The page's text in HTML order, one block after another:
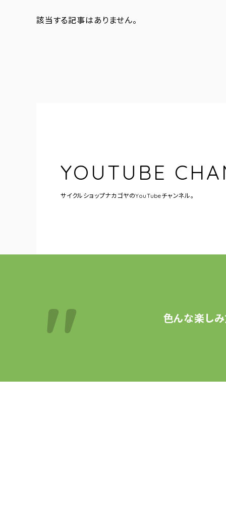
該当する記事はありません。
YOUTUBE
サイクルショップナカゴヤのYouTubeチャンネル。
色んな楽し